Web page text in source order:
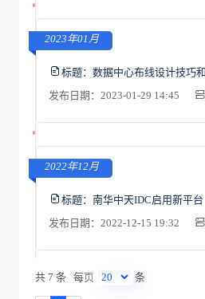
2023年01月
标题： 数据中心布线设计技巧
发布日期：2023-01-29 14:45
2022年12月
标题： 南华中天IDC启用新平台
发布日期：2022-12-15 19:32
共 7 条 每页 条